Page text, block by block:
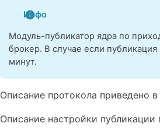
Инфо
Модуль-публикатор ядра по
брокер. В случае если
минут.
Описание протокола приведено в
Описание настройки публикации